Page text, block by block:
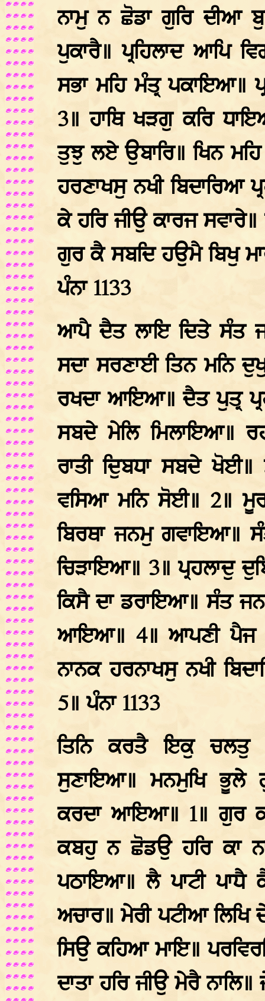
ਨਾਮੁ ਨ ਛੋਡਾ ਗੁਰਿ ਦੀਆ
ਪੁਕਾਰੈ॥ ਪ੍ਰਹਿਲਾਦ ਆਪਿ
ਸਭਾ ਮਹਿ ਮੰਤ੍ਰ ਪਕਾਇਆ॥
3॥ ਹਾਥਿ ਖੜਗੁ ਕਰਿ
ਤੁਝੁ ਲਏ ਉਬਾਰਿ॥ ਖਿਨ
ਹਰਣਾਖਸੁ ਨਖੀ ਬਿਦਾਰਿਆ
ਕੇ ਹਰਿ ਜੀਉ ਕਾਰਜ
ਗੁਰ ਕੈ ਸਬਦਿ ਹਉਮੈ ਬਿਖੁ
ਪੰਨਾ 1133
ਆਪੈ ਦੈਤ ਲਾਇ ਦਿਤੇ ਸੰਤ
ਸਦਾ ਸਰਣਾਈ ਤਿਨ ਮਨਿ
ਰਖਦਾ ਆਇਆ॥ ਦੈਤ ਪੁਤ੍ਰ
ਸਬਦੇ ਮੇਲਿ ਮਿਲਾਇਆ॥
ਰਾਤੀ ਦੁਿਬਧਾ ਸਬਦੇ
ਵਸਿਆ ਮਨਿ ਸੋਈ॥ 2॥
ਬਿਰਥਾ ਜਨਮੁ ਗਵਾਇਆ॥
ਚਿੜਾਇਆ॥ 3॥ ਪ੍ਰਹਲਾਦੁ
ਕਿਸੈ ਦਾ ਡਰਾਇਆ॥ ਸੰਤ
ਆਇਆ॥ 4॥ ਆਪਣੀ ਪੈਜ
ਨਾਨਕ ਹਰਨਾਖਸੁ ਨਖੀ
5॥ ਪੰਨਾ 1133
ਤਿਨਿ ਕਰਤੈ ਇਕੁ ਚਲਤੁ
ਸੁਣਾਇਆ॥ ਮਨਮੁਖਿ ਭੂਲੇ
ਕਰਦਾ ਆਇਆ॥ 1॥ ਗੁਰ
ਕਬਹੁ ਨ ਛੋਡਉ ਹਰਿ ਕਾ
ਪਠਾਇਆ॥ ਲੈ ਪਾਟੀ
ਅਚਾਰ॥ ਮੇਰੀ ਪਟੀਆ ਲਿਖਿ
ਸਿਉ ਕਹਿਆ ਮਾਇ॥
ਦਾਤਾ ਹਰਿ ਜੀਉ ਮੇਰੈ